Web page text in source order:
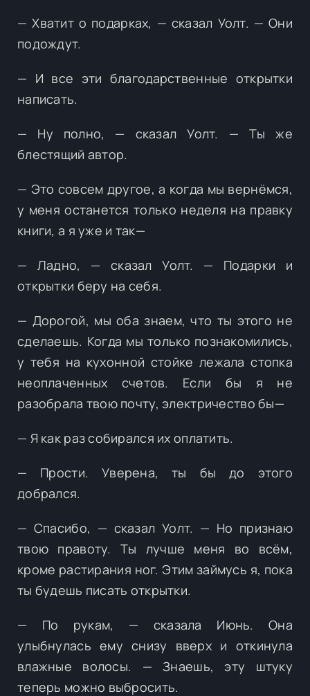
— Хватит о подарках, — сказал Уолт. — Они
подождут.
— И все эти благодарственные открытки
написать.
— Ну полно, — сказал Уолт. — Ты же
блестящий автор.
— Это совсем другое, а когда мы вернёмся,
у меня останется только неделя на правку
книги, а я уже и так⁠—
— Ладно, — сказал Уолт. — Подарки и
открытки беру на себя.
— Дорогой, мы оба знаем, что ты этого не
сделаешь. Когда мы только познакомились,
у тебя на кухонной стойке лежала стопка
неоплаченных счетов. Если бы я не
разобрала твою почту, электричество бы⁠—
— Я как раз собирался их оплатить.
— Прости. Уверена, ты бы до этого
добрался.
— Спасибо, — сказал Уолт. — Но признаю
твою правоту. Ты лучше меня во всём,
кроме растирания ног. Этим займусь я, пока
ты будешь писать открытки.
— По рукам, — сказала Июнь. Она
улыбнулась ему снизу вверх и откинула
влажные волосы. — Знаешь, эту штуку
теперь можно выбросить.